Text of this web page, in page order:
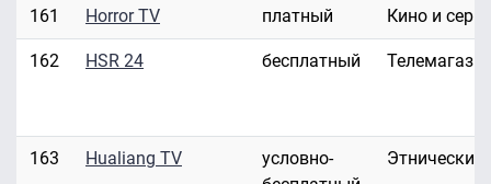
161 Horror TV платный Кино и
162 HSR 24 бесплатный
163 Hualiang TV
условно-
Этнические